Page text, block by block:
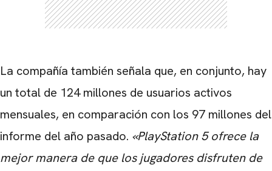
La compañía también señala que, en conjunto, hay
un total de 124 millones de usuarios activos
mensuales, en comparación con los 97 millones del
informe del año pasado. «PlayStation 5 ofrece la
mejor manera de que los jugadores disfruten de